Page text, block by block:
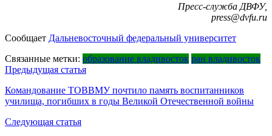
Пресс-служба ДВФУ,
press@dvfu.ru
Сообщает Дальневосточный федеральный университет
Связанные метки: образование владивосток ран владивосток
Навигация
по
записям
Предыдущая статья
Командование ТОВВМУ почтило память воспитанников
училища, погибших в годы Великой Отечественной войны
Следующая статья